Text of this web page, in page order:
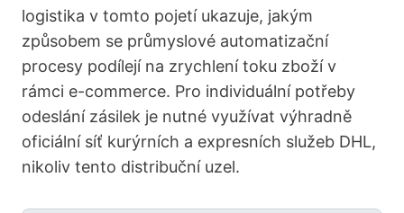
logistika v tomto pojetí ukazuje, jakým
způsobem se průmyslové automatizační
procesy podílejí na zrychlení toku zboží v
rámci e-commerce. Pro individuální potřeby
odeslání zásilek je nutné využívat výhradně
oficiální síť kurýrních a expresních služeb DHL,
nikoliv tento distribuční uzel.